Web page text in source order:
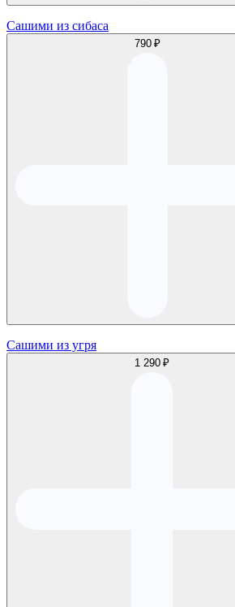
Сашими из сибаса
790 ₽
Сашими из угря
1 290 ₽